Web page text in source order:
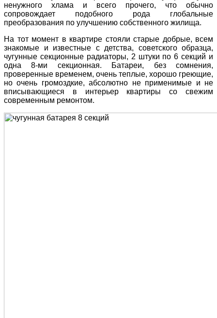
ненужного хлама и всего прочего, что обычно
сопровождает подобного рода глобальные
преобразования по улучшению собственного жилища.
На тот момент в квартире стояли старые добрые, всем
знакомые и известные с детства, советского образца,
чугунные секционные радиаторы, 2 штуки по 6 секций и
одна 8-ми секционная. Батареи, без сомнения,
проверенные временем, очень теплые, хорошо греющие,
но очень громоздкие, абсолютно не применимые и не
вписывающиеся в интерьер квартиры со свежим
современным ремонтом.